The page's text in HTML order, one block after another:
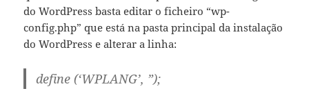
do WordPress basta editar o ficheiro “wp-
config.php” que está na pasta principal da instalação
do WordPress e alterar a linha:
define (‘WPLANG’, ”);